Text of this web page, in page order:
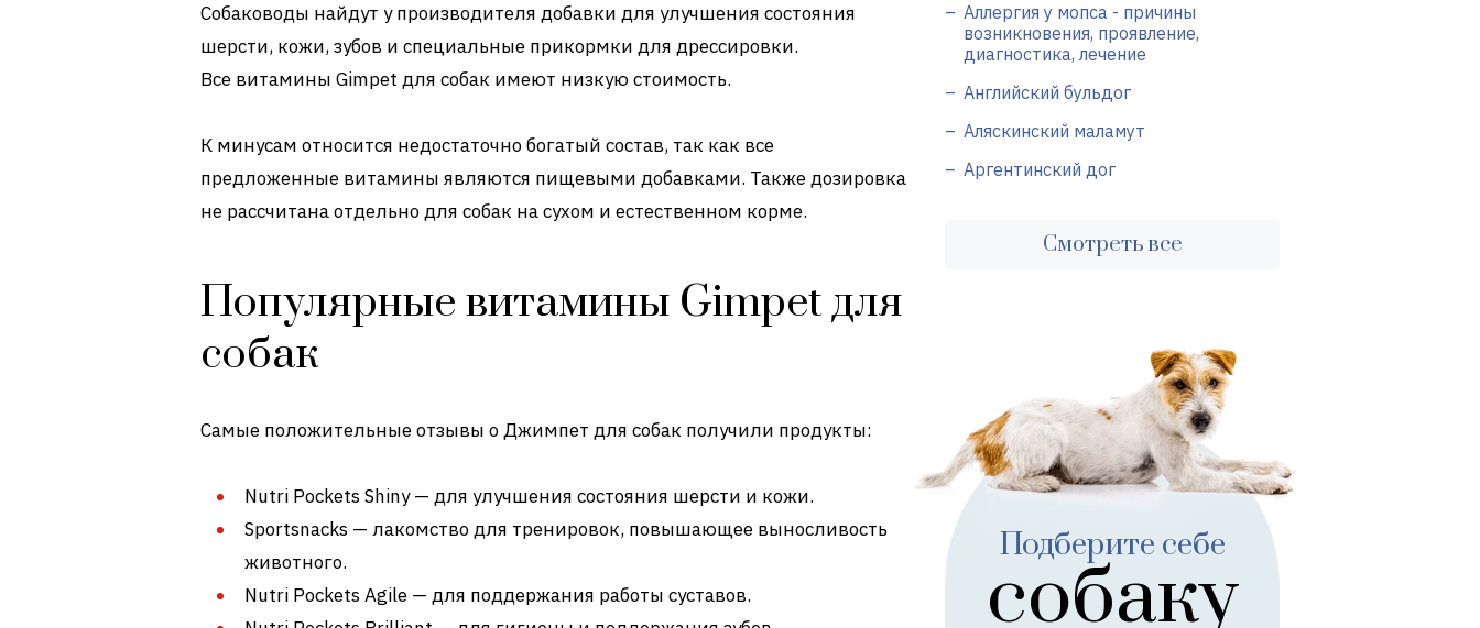
Собаководы найдут у производителя добавки для улучшения состояния
шерсти, кожи, зубов и специальные прикормки для дрессировки.
Все витамины Gimpet для собак имеют низкую стоимость.
К минусам относится недостаточно богатый состав, так как все
предложенные витамины являются пищевыми добавками. Также дозировка
не рассчитана отдельно для собак на сухом и естественном корме.
Популярные витамины Gimpet для
собак
Самые положительные отзывы о Джимпет для собак получили продукты:
Nutri Pockets Shiny — для улучшения состояния шерсти и кожи.
Sportsnacks — лакомство для тренировок, повышающее выносливость
животного.
Nutri Pockets Agile — для поддержания работы суставов.
Аллергия у мопса - причины
возникновения, проявление,
диагностика, лечение
Английский бульдог
Аляскинский маламут
Аргентинский дог
Смотреть все
Подберите себе
собаку